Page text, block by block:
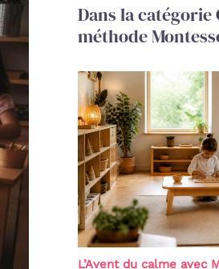
Dans la catégorie
méthode
L’Avent du calme avec